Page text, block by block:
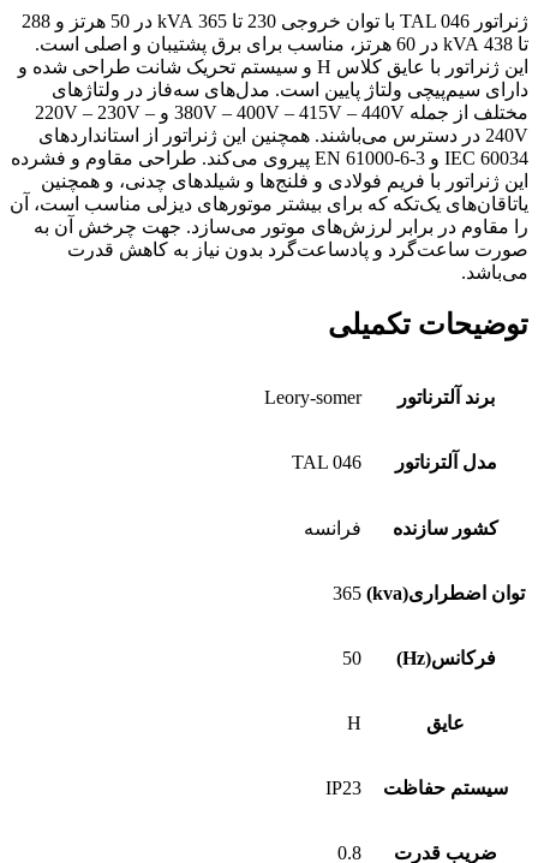
ژنراتور TAL 046 با توان خروجی 230 تا 365 kVA در 50 هرتز و 288
تا 438 kVA در 60 هرتز، مناسب برای برق پشتیبان و اصلی است.
این ژنراتور با عایق کلاس H و سیستم تحریک شانت طراحی شده و
دارای سیم‌پیچی ولتاژ پایین است. مدل‌های سه‌فاز در ولتاژهای
مختلف از جمله 380V – 400V – 415V – 440V و 220V – 230V –
240V در دسترس می‌باشند. همچنین این ژنراتور از استانداردهای
IEC 60034 و EN 61000-6-3 پیروی می‌کند. طراحی مقاوم و فشرده
این ژنراتور با فریم فولادی و فلنج‌ها و شیلدهای چدنی، و همچنین
یاتاقان‌های یک‌تکه که برای بیشتر موتورهای دیزلی مناسب است، آن
را مقاوم در برابر لرزش‌های موتور می‌سازد. جهت چرخش آن به
صورت ساعت‌گرد و پادساعت‌گرد بدون نیاز به کاهش قدرت
می‌باشد.
توضیحات تکمیلی
برند آلترناتور Leory-somer
مدل آلترناتور TAL 046
کشور سازنده فرانسه
توان اضطراری(kva) 365
فرکانس(Hz) 50
عایق H
سیستم حفاظت IP23
ضریب قدرت 0.8